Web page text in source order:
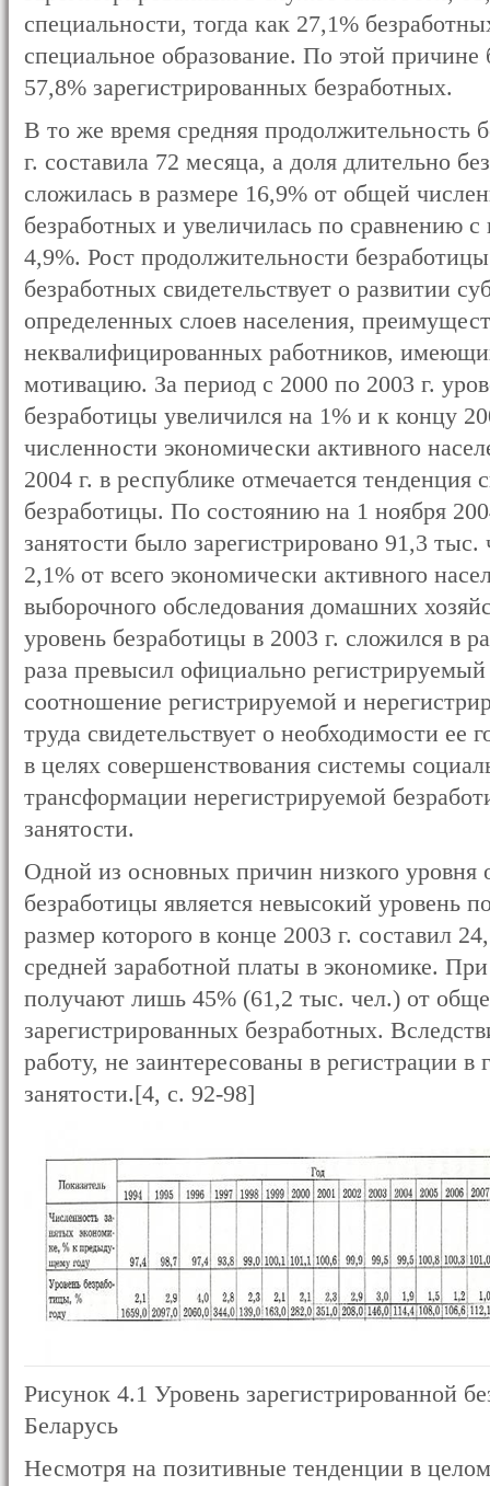
специальности, тогда как 27,1%
специальное образование. По этой
57,8% зарегистрированных безработных.
В то же время средняя продолжительность
г. составила 72 месяца, а доля длительно
сложилась в размере 16,9% от общей
безработных и увеличилась по сравнению
4,9%. Рост продолжительности
безработных свидетельствует о развитии
определенных слоев населения,
неквалифицированных работников,
мотивацию. За период с 2000 по 2003 г.
безработицы увеличился на 1% и к концу
численности экономически активного
2004 г. в республике отмечается
безработицы. По состоянию на 1 ноября
занятости было зарегистрировано 91,3 тыс.
2,1% от всего экономически активного
выборочного обследования домашних
уровень безработицы в 2003 г. сложился в
раза превысил официально
соотношение регистрируемой и
труда свидетельствует о необходимости ее
в целях совершенствования системы
трансформации нерегистрируемой
занятости.
Одной из основных причин низкого уровня
безработицы является невысокий уровень
размер которого в конце 2003 г. составил
средней заработной платы в экономике.
получают лишь 45% (61,2 тыс. чел.) от
зарегистрированных безработных.
работу, не заинтересованы в регистрации в
занятости.[4, с. 92-98]
Рисунок 4.1 Уровень зарегистрированной
Беларусь
Несмотря на позитивные тенденции в